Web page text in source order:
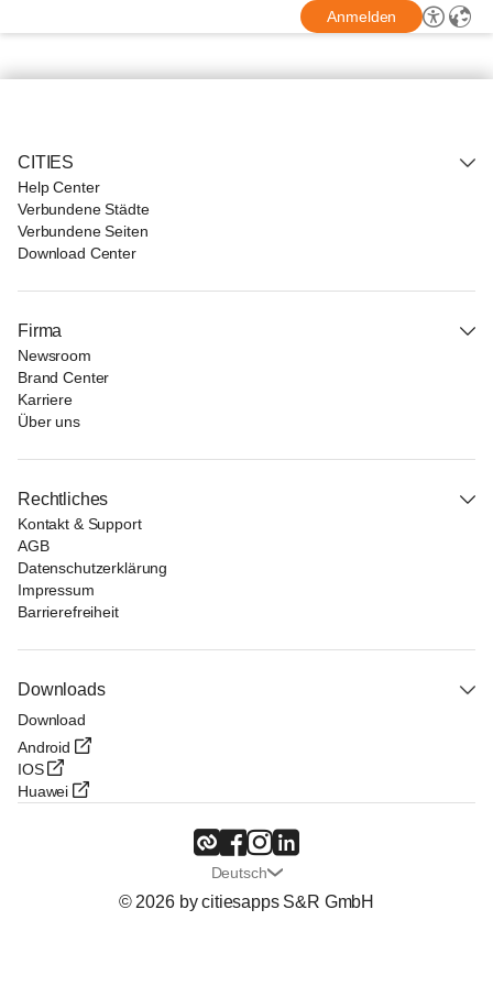
Anmelden
CITIES
Help Center
Verbundene Städte
Verbundene Seiten
Download Center
Firma
Newsroom
Brand Center
Karriere
Über uns
Rechtliches
Kontakt & Support
AGB
Datenschutzerklärung
Impressum
Barrierefreiheit
Downloads
Download
Android
IOS
Huawei
Deutsch
© 2026 by citiesapps S&R GmbH